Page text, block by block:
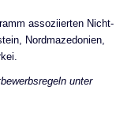
assoziierten Nicht-
Nordmazedonien,
unter